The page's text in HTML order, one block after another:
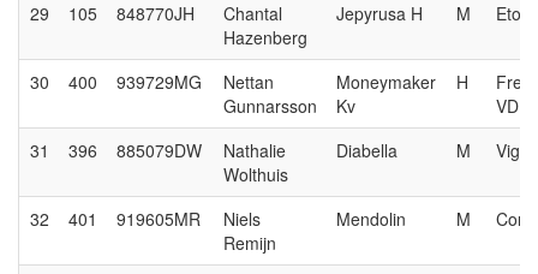
29 105 848770JH
Chantal
Hazenberg
Jepyrusa H M
30 400 939729MG
Nettan
Gunnarsson
Moneymaker
Kv
H
VDL
31
396 885079DW
Nathalie
Wolthuis
Diabella M
32 401 919605MR
Niels
Remijn
Mendolin M